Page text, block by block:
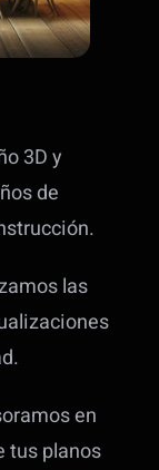
3D y
de
las
en
tus planos